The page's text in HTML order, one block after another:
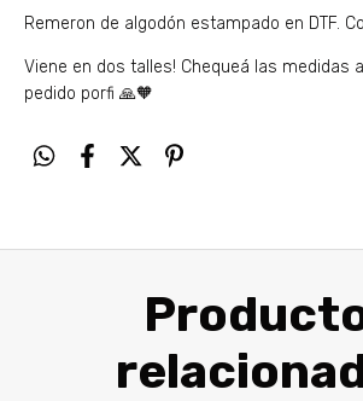
Remeron de algodón estampado en DTF.
Viene en dos talles! Chequeá las medidas
pedido porfi 🙏🧡